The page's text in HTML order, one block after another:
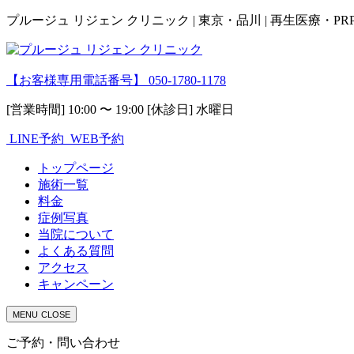
プルージュ リジェン クリニック | 東京・品川 | 再生医療・
【お客様専用電話番号】 050-1780-1178
[営業時間] 10:00 〜 19:00 [休診日] 水曜日
LINE予約 WEB予約
トップページ
施術一覧
料金
症例写真
当院について
よくある質問
アクセス
キャンペーン
MENU CLOSE
ご予約・問い合わせ